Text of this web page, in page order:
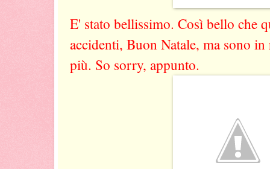
E' stato bellissimo. Così bello che
accidenti, Buon Natale, ma sono
più. So sorry, appunto.